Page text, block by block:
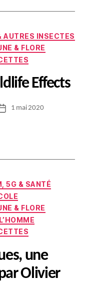
AUTRES INSECTES
& FLORE
Effects
Date1 mai 2020
5G & SANTÉ
& FLORE
une
Olivier